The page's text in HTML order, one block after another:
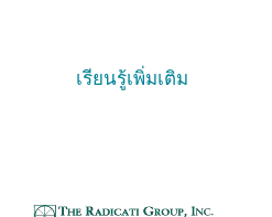
เรียนรู้เพิ่มเติม